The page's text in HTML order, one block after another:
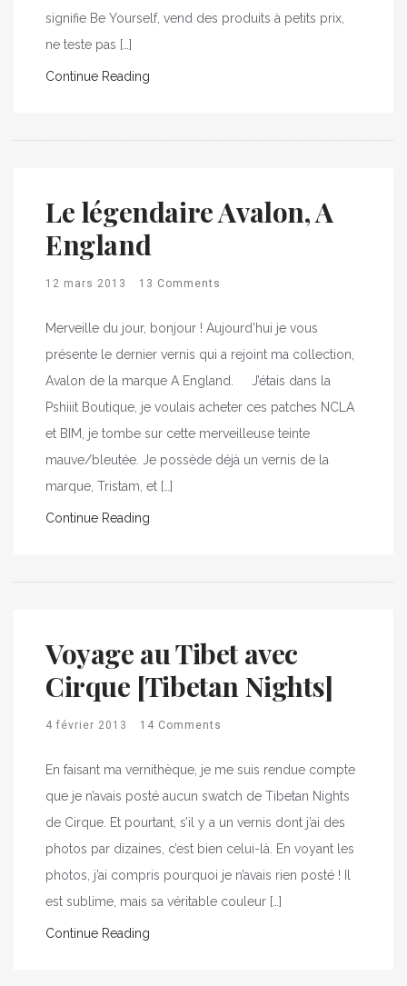
signifie Be Yourself, vend des produits à petits prix,
ne teste pas […]
Continue Reading
Le légendaire Avalon, A
England
12 mars 2013 13 Comments
Merveille du jour, bonjour ! Aujourd’hui je vous
présente le dernier vernis qui a rejoint ma collection,
Avalon de la marque A England. J’étais dans la
Pshiiit Boutique, je voulais acheter ces patches NCLA
et BIM, je tombe sur cette merveilleuse teinte
mauve/bleutée. Je possède déjà un vernis de la
marque, Tristam, et […]
Continue Reading
Voyage au Tibet avec
Cirque [Tibetan Nights]
4 février 2013 14 Comments
En faisant ma vernithèque, je me suis rendue compte
que je n’avais posté aucun swatch de Tibetan Nights
de Cirque. Et pourtant, s’il y a un vernis dont j’ai des
photos par dizaines, c’est bien celui-là. En voyant les
photos, j’ai compris pourquoi je n’avais rien posté ! Il
est sublime, mais sa véritable couleur […]
Continue Reading